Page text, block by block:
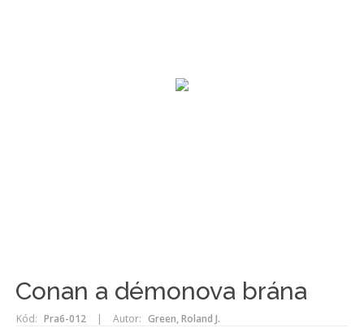
Conan a démonova brána
Kód: Pra6-012 | Autor: Green, Roland J.